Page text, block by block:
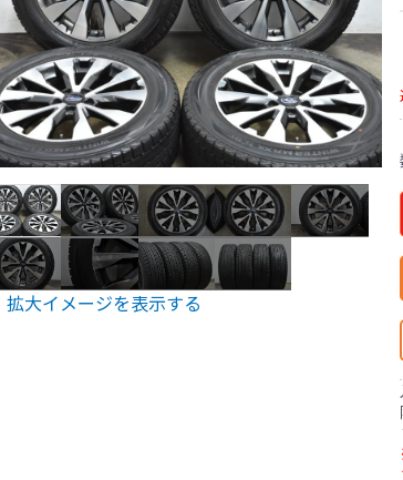
拡大イメージを表示する